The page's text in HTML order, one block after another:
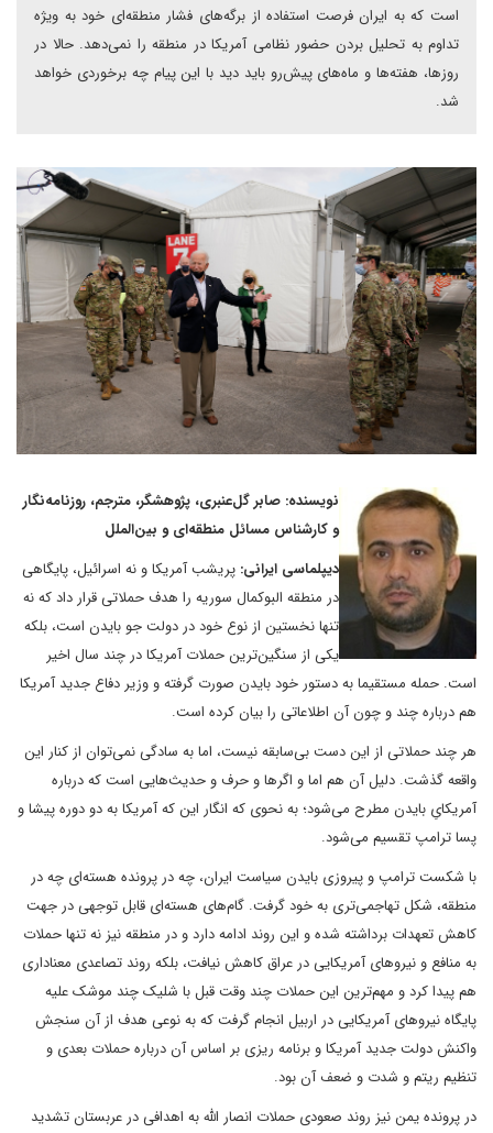
است که به ایران فرصت استفاده از برگه‌های فشار منطقه‌ای خود به ویژه
تداوم به تحلیل بردن حضور نظامی آمریکا در منطقه را نمی‌دهد. حالا در
روزها، هفته‌ها و ماه‌های پیش‌رو باید دید با این پیام چه برخوردی خواهد
شد.
نویسنده: صابر گل‌عنبری، پژوهشگر، مترجم، روزنامه‌نگار
و کارشناس مسائل منطقه‌ای و بین‌الملل
دیپلماسی ایرانی: پریشب آمریکا و نه اسرائیل، پایگاهی
در منطقه البوکمال سوریه را هدف حملاتی قرار داد که نه
تنها نخستین از نوع خود در دولت جو بایدن است، بلکه
یکی از سنگین‌ترین حملات آمریکا در چند سال اخیر
است. حمله مستقیما به دستور خود بایدن صورت گرفته و وزیر دفاع جدید آمریکا
هم درباره چند و چون آن اطلاعاتی را بیان کرده است.
هر چند حملاتی از این دست بی‌سابقه نیست، اما به سادگی نمی‌توان از کنار این
واقعه گذشت. دلیل آن هم اما و اگرها و حرف و حدیث‌هایی است که درباره
آمریکایِ بایدن مطرح می‌شود؛ به نحوی که انگار این که آمریکا به دو دوره پیشا و
پسا ترامپ تقسیم می‌شود.
با شکست ترامپ و پیروزی بایدن سیاست ایران، چه در پرونده هسته‌ای چه در
منطقه، شکل تهاجمی‌تری به خود گرفت. گام‌های هسته‌ای قابل توجهی در جهت
کاهش تعهدات برداشته شده و این روند ادامه دارد و در منطقه نیز نه تنها حملات
به منافع و نیروهای آمریکایی در عراق کاهش نیافت، بلکه روند تصاعدی معناداری
هم پیدا کرد و مهم‌ترین این حملات چند وقت قبل با شلیک چند موشک علیه
پایگاه نیروهای آمریکایی در اربیل انجام گرفت که به نوعی هدف از آن سنجش
واکنش دولت جدید آمریکا و برنامه ریزی بر اساس آن درباره حملات بعدی و
تنظیم ریتم و شدت و ضعف آن بود.
در پرونده یمن نیز روند صعودی حملات انصار الله به اهدافی در عربستان تشدید